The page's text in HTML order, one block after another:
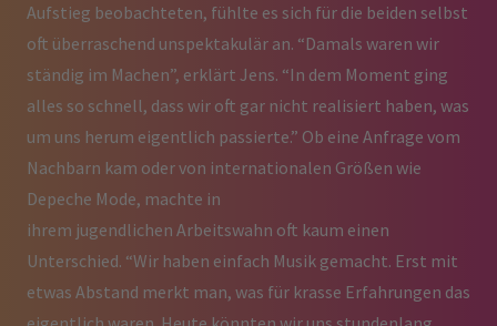
Aufstieg beobachteten, fühlte es sich für die beiden selbst
oft überraschend unspektakulär an. “Damals waren wir
ständig im Machen”, erklärt Jens. “In dem Moment ging
alles so schnell, dass wir oft gar nicht realisiert haben, was
um uns herum eigentlich passierte.” Ob eine Anfrage vom
Nachbarn kam oder von internationalen Größen wie
Depeche Mode, machte in
ihrem jugendlichen Arbeitswahn oft kaum einen
Unterschied. “Wir haben einfach Musik gemacht. Erst mit
etwas Abstand merkt man, was für krasse Erfahrungen das